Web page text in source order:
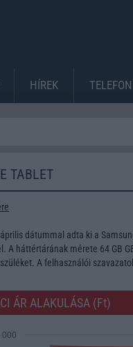
HÍREK
TABLET
dátummal adta ki a
A háttértárának mérete 64 GB
A felhasználói
ÁR ALAKULÁSA (Ft)
000